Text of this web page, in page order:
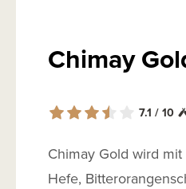
Chimay
7.1 / 10
Chimay Gold wird
Hefe,